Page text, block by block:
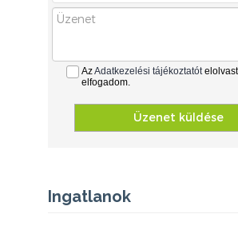
AzAdatkezelési tájékoztatót
elfogadom.
Üzenet küldése
Ingatlanok